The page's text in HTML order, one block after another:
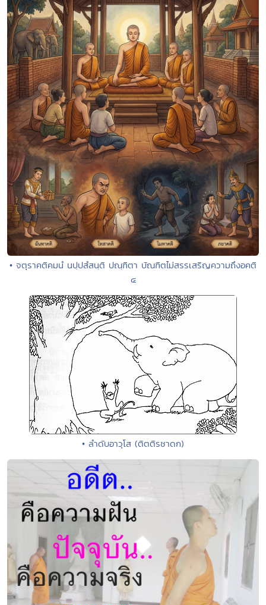
• จตุราคติคมนํ นปฺปสํสนฺติ ปณฺฑิตา บัณฑิตไม่สรรเสริญความถึงอคติ
๔
• ลำดับอาวุโส (ติตติรชาดก)